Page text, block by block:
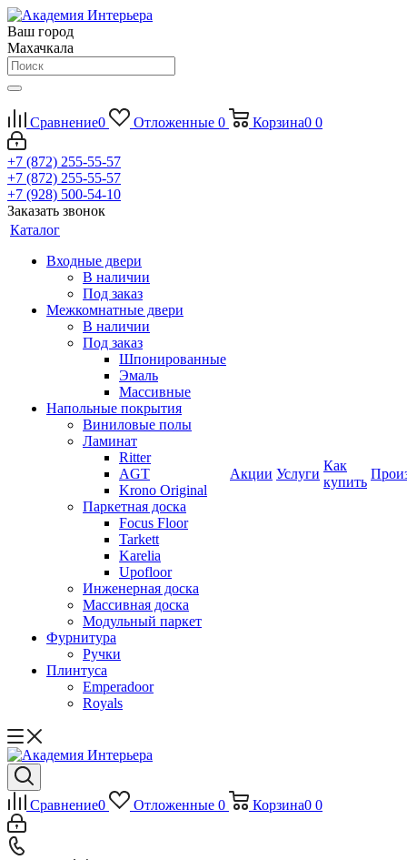
Ваш город
Махачкала
Сравнение0 Отложенные 0 Корзина0 0
+7 (872) 255-55-57
+7 (872) 255-55-57
+7 (928) 500-54-10
Заказать звонок
Каталог
Входные двери
В наличии
Под заказ
Межкомнатные двери
В наличии
Под заказ
Шпонированные
Эмаль
Массивные
Напольные покрытия
Виниловые полы
Ламинат
Ritter
AGT
Krono Original
Паркетная доска
Focus Floor
Tarkett
Karelia
Upofloor
Инженерная доска
Массивная доска
Модульный паркет
Фурнитура
Ручки
Плинтуса
Emperadoor
Royals
Акции Услуги
Как
купить
Сравнение0 Отложенные 0 Корзина0 0